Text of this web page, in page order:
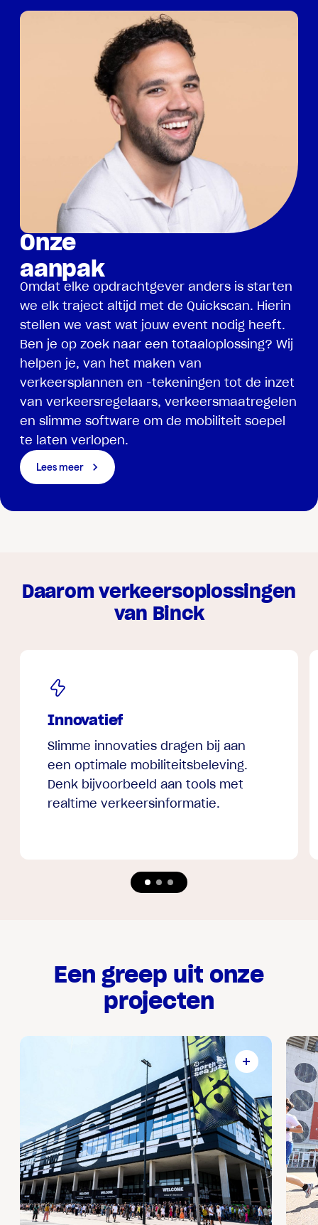
Onze
aanpak
Omdat elke opdrachtgever anders is starten
we elk traject altijd met de Quickscan. Hierin
stellen we vast wat jouw event nodig heeft.
Ben je op zoek naar een totaaloplossing? Wij
helpen je, van het maken van
verkeersplannen en -tekeningen tot de inzet
van verkeersregelaars, verkeersmaatregelen
en slimme software om de mobiliteit soepel
te laten verlopen.
Lees meer
Daarom verkeersoplossingen
van Binck
Innovatief
Slimme innovaties dragen bij aan
een optimale mobiliteitsbeleving.
Denk bijvoorbeeld aan tools met
realtime verkeersinformatie.
Een greep uit onze
projecten
75.000 bezoekers
90 verkeersregelaars
1 projectmanager
1 teamleider
2 coördinatoren